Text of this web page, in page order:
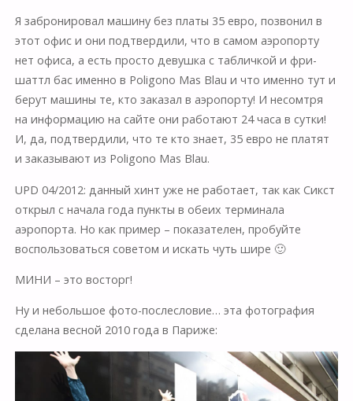
Я забронировал машину без платы 35 евро, позвонил в
этот офис и они подтвердили, что в самом аэропорту
нет офиса, а есть просто девушка с табличкой и фри-
шаттл бас именно в Poligono Mas Blau и что именно тут и
берут машины те, кто заказал в аэропорту! И несомтря
на информацию на сайте они работают 24 часа в сутки!
И, да, подтвердили, что те кто знает, 35 евро не платят
и заказывают из Poligono Mas Blau.
UPD 04/2012: данный хинт уже не работает, так как Сикст
открыл с начала года пункты в обеих терминала
аэропорта. Но как пример – показателен, пробуйте
воспользоваться советом и искать чуть шире 🙂
МИНИ – это восторг!
Ну и небольшое фото-послесловие… эта фотография
сделана весной 2010 года в Париже: